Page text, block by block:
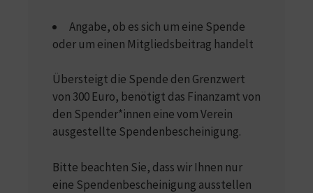
Angabe, ob es sich um eine Spende
oder um einen Mitgliedsbeitrag handelt
Übersteigt die Spende den Grenzwert
von 300 Euro, benötigt das Finanzamt von
den Spender*innen eine vom Verein
ausgestellte Spendenbescheinigung.
Bitte beachten Sie, dass wir Ihnen nur
eine Spendenbescheinigung ausstellen